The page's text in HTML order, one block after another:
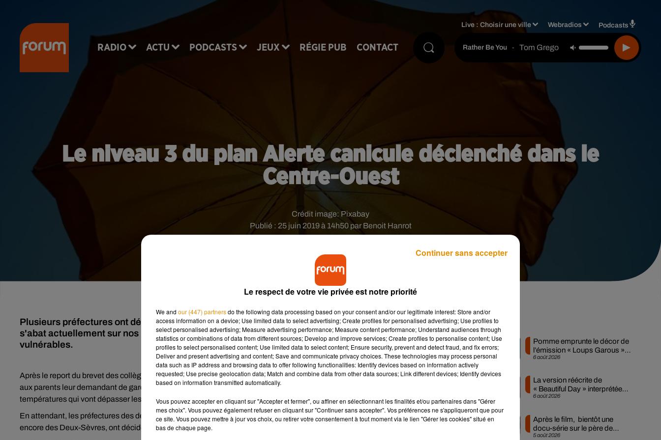
RADIO ACTU PODCASTS JEUX RÉGIE PUB CONTACT
Live :Choisir une ville Webradios Podcasts
Rather Be You - Tom Gregory
Le niveau 3 du plan Alerte canicule déclenché dans le
Centre-Ouest
Publié : 25 juin 2019 à 14h50 par Benoit Hanrot
Crédit image: Pixabay
Plusieurs préfectures ont décidé d'activer le plan alerte canicule après la vague de chaleur qui
s'abat actuellement sur nos régions. Des mesures ont été prises pour protéger les personnes
vulnérables.
Après le report du brevet des collèges, certains établissements ont décidé de fermer leurs portes et ont envoyé un message
aux parents leur demandant de garder leurs enfants en raison de la canicule qui frappe actuellement notre pays. Des
températures qui vont dépasser les 40°C par endroit le jour et ne pas retomber sous la barre des 20°C durant la nuit.
En attendant, les préfectures des départements du Maine-et-Loire, de la Vienne, de la Haute-Vienne, de l’Indre-et-Loire ou
encore des Deux-Sèvres, ont décidé d’activer le niveau 3 du plan alerte canicule. Un dispositif qui prévoit notamment :
Musique
6 août 2026
Pomme emprunte le décor de
l’émission « Loups Garous »
pour son...
6 août 2026
La version réécrite de
« Beautiful Day » interprétée
lors des...
5 août 2026
Après le film, bientôt une
docu-série sur le père de
Michael Jackson
Le respect de votre vie privée est notre priorité
We and our (447) partnersdo the following data processing based on your consent and/or our legitimate interest: Store and/or
access information on a device; Use limited data to select advertising; Create profiles for personalised advertising; Use profiles to
select personalised advertising; Measure advertising performance; Measure content performance; Understand audiences through
statistics or combinations of data from different sources; Develop and improve services; Create profiles to personalise content; Use
profiles to select personalised content; Use limited data to select content; Ensure security, prevent and detect fraud, and fix errors;
Deliver and present advertising and content; Save and communicate privacy choices. These technologies may process personal
data such as IP address and browsing data to offer following functionalities: Identify devices based on information actively
requested; Use precise geolocation data; Match and combine data from other data sources; Link different devices; Identify devices
based on information transmitted automatically.
Vous pouvez accepter en cliquant sur "Accepter et fermer", ou affiner en sélectionnant les finalités et/ou partenaires dans "Gérer
mes choix". Vous pouvez également refuser en cliquant sur "Continuer sans accepter". Vos préférences ne s'appliqueront que pour
ce site. Vous pouvez mettre à jour vos choix, ou retirer votre consentement à tout moment via le lien "Gérer les cookies" situé en
bas de chaque page.
Continuer sans accepter